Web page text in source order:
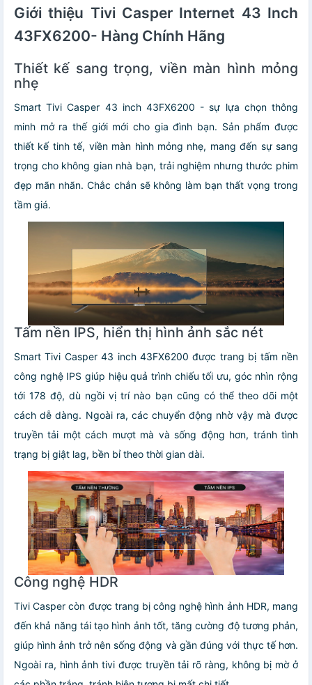
Giới thiệu Tivi Casper Internet 43 Inch
43FX6200- Hàng Chính Hãng
Thiết kế sang trọng, viền màn hình mỏng
nhẹ
Smart Tivi Casper 43 inch 43FX6200 - sự lựa chọn thông
minh mở ra thế giới mới cho gia đình bạn. Sản phẩm được
thiết kế tinh tế, viền màn hình mỏng nhẹ, mang đến sự sang
trọng cho không gian nhà bạn, trải nghiệm nhưng thước phim
đẹp mãn nhãn. Chắc chắn sẽ không làm bạn thất vọng trong
tầm giá.
Tấm nền IPS, hiển thị hình ảnh sắc nét
Smart Tivi Casper 43 inch 43FX6200 được trang bị tấm nền
công nghệ IPS giúp hiệu quả trình chiếu tối ưu, góc nhìn rộng
tới 178 độ, dù ngồi vị trí nào bạn cũng có thể theo dõi một
cách dễ dàng. Ngoài ra, các chuyển động nhờ vậy mà được
truyền tải một cách mượt mà và sống động hơn, tránh tình
trạng bị giật lag, bền bỉ theo thời gian dài.
Công nghệ HDR
Tivi Casper còn được trang bị công nghệ hình ảnh HDR, mang
đến khả năng tái tạo hình ảnh tốt, tăng cường độ tương phản,
giúp hình ảnh trở nên sống động và gần đúng với thực tế hơn.
Ngoài ra, hình ảnh tivi được truyền tải rõ ràng, không bị mờ ở